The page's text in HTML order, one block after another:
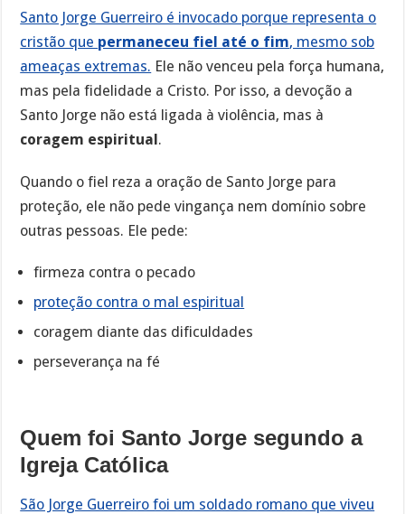
Santo Jorge Guerreiro é invocado porque representa o
cristão que permaneceu fiel até o fim, mesmo sob
ameaças extremas. Ele não venceu pela força humana,
mas pela fidelidade a Cristo. Por isso, a devoção a
Santo Jorge não está ligada à violência, mas à
coragem espiritual .
Quando o fiel reza a oração de Santo Jorge para
proteção, ele não pede vingança nem domínio sobre
outras pessoas. Ele pede:
firmeza contra o pecado
proteção contra o mal espiritual
coragem diante das dificuldades
perseverança na fé
Quem foi Santo Jorge segundo a
Igreja Católica
São Jorge Guerreiro foi um soldado romano que viveu